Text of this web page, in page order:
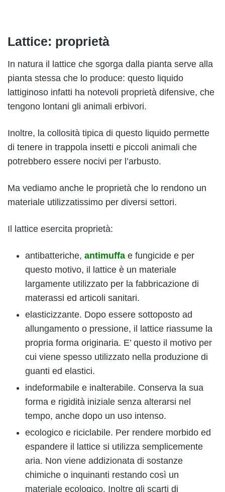
Lattice: proprietà
In natura il lattice che sgorga dalla pianta serve alla
pianta stessa che lo produce: questo liquido
lattiginoso infatti ha notevoli proprietà difensive, che
tengono lontani gli animali erbivori.
Inoltre, la collosità tipica di questo liquido permette
di tenere in trappola insetti e piccoli animali che
potrebbero essere nocivi per l’arbusto.
Ma vediamo anche le proprietà che lo rendono un
materiale utilizzatissimo per diversi settori.
Il lattice esercita proprietà:
antibatteriche, antimuffa e fungicide e per
questo motivo, il lattice è un materiale
largamente utilizzato per la fabbricazione di
materassi ed articoli sanitari.
elasticizzante. Dopo essere sottoposto ad
allungamento o pressione, il lattice riassume la
propria forma originaria. E’ questo il motivo per
cui viene spesso utilizzato nella produzione di
guanti ed elastici.
indeformabile e inalterabile. Conserva la sua
forma e rigidità iniziale senza alterarsi nel
tempo, anche dopo un uso intenso.
ecologico e riciclabile. Per rendere morbido ed
espandere il lattice si utilizza semplicemente
aria. Non viene addizionata di sostanze
chimiche o inquinanti restando così un
materiale ecologico. Inoltre gli scarti di